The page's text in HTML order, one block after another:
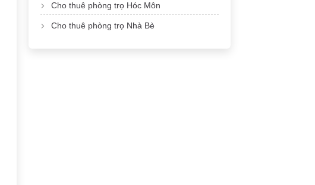
Cho thuê phòng trọ Hóc Môn
Cho thuê phòng trọ Nhà Bè